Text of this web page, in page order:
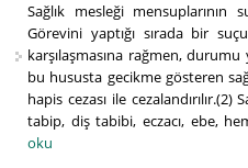
Sağlık mesleği
Görevini yaptığı sırada bir
karşılaşmasına rağmen,
bu hususta gecikme gösteren
hapis cezası ile
tabip, diş tabibi, eczacı, ebe,
oku